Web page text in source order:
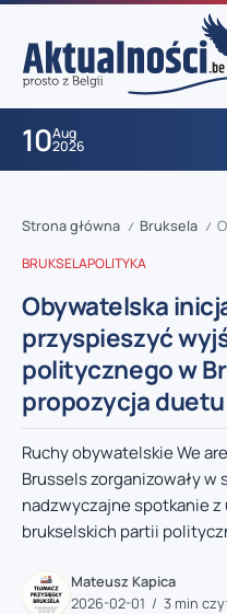
10Aug
2026
Strona główna / Bruksela /
BRUKSELAPOLITYKA
Obywatelska
przyspieszyć
politycznego w
propozycja
Ruchy obywatelskie We
Brussels zorganizowały w
nadzwyczajne spotkanie
brukselskich partii
Mateusz Kapica
2026-02-01
3 min